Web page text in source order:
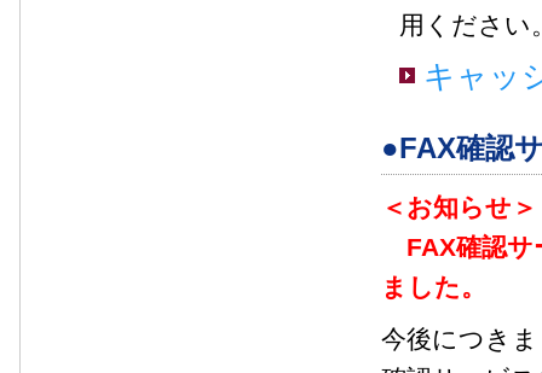
用ください
キャッ
●FAX確認
＜お知らせ＞
FAX確認サ
ました。
今後につき